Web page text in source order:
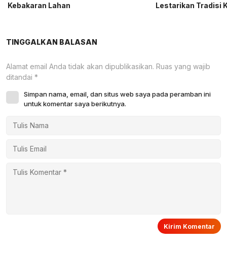
Kebakaran Lahan
Lestarikan Tradisi
TINGGALKAN BALASAN
Alamat email Anda tidak akan dipublikasikan. Ruas yang wajib
ditandai *
Simpan nama, email, dan situs web saya pada peramban ini
untuk komentar saya berikutnya.